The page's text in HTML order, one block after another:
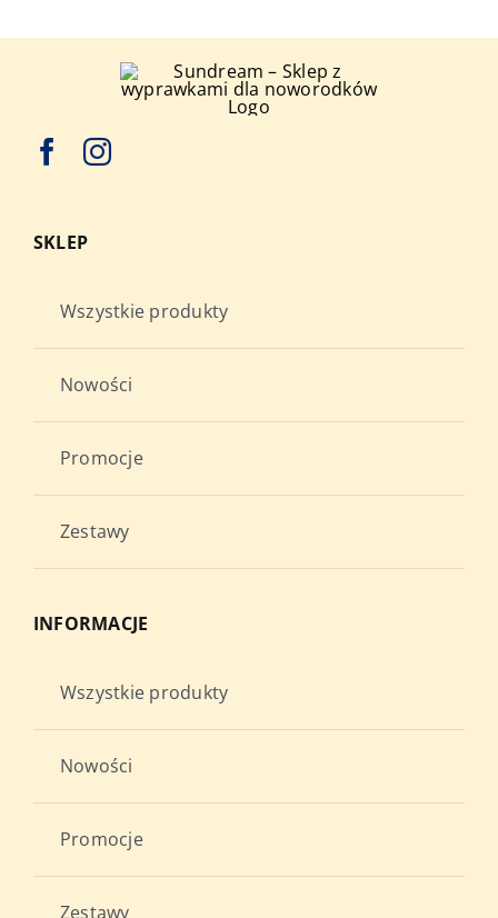
SKLEP
Wszystkie produkty
Nowości
Promocje
Zestawy
INFORMACJE
Wszystkie produkty
Nowości
Promocje
Zestawy